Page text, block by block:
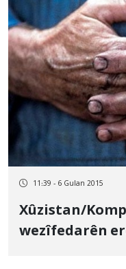
11:39 - 6 Gulan 2015
Xûzistan/
wezîfedarên